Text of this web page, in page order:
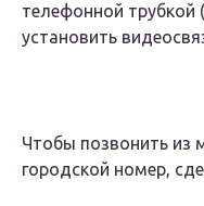
телефонной трубкой
установить
Чтобы позвонить из
городской номер,